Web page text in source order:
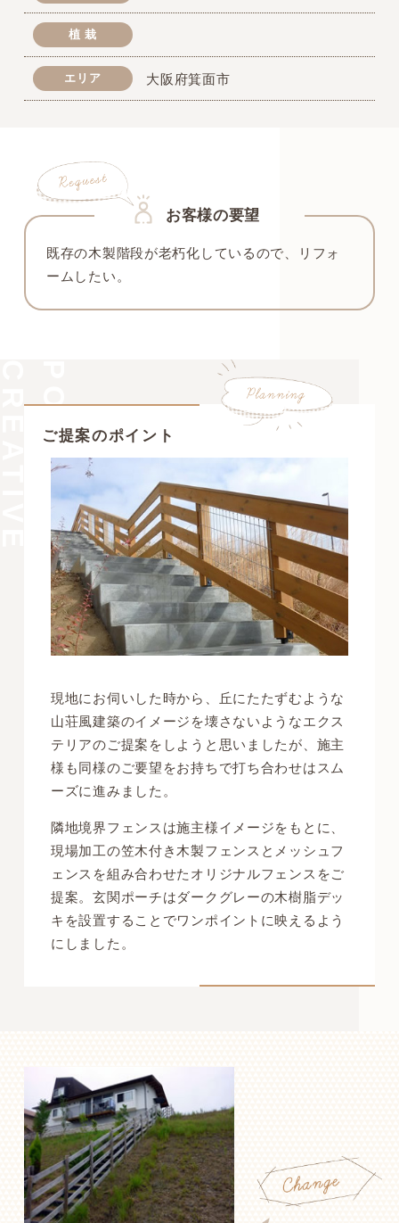
植 栽
エリア 大阪府箕面市
お客様の要望
既存の木製階段が老朽化しているので、リフォ
ームしたい。
POINT OF
ご提案のポイント
現地にお伺いした時から、丘にたたずむような
山荘風建築のイメージを壊さないようなエクス
テリアのご提案をしようと思いましたが、施主
様も同様のご要望をお持ちで打ち合わせはスム
ーズに進みました。
隣地境界フェンスは施主様イメージをもとに、
現場加工の笠木付き木製フェンスとメッシュフ
ェンスを組み合わせたオリジナルフェンスをご
提案。玄関ポーチはダークグレーの木樹脂デッ
キを設置することでワンポイントに映えるよう
にしました。